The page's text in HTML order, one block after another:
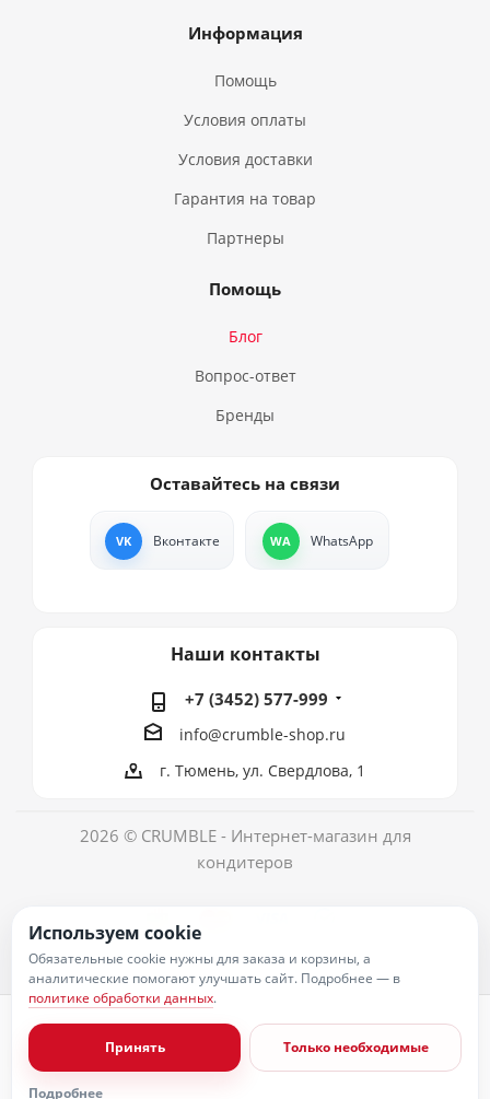
Информация
Помощь
Условия оплаты
Условия доставки
Гарантия на товар
Партнеры
Помощь
Блог
Вопрос-ответ
Бренды
Оставайтесь на связи
Вконтакте WhatsApp
Наши контакты
+7 (3452) 577-999
info@crumble-shop.ru
г. Тюмень, ул. Свердлова, 1
2026 © CRUMBLE - Интернет-магазин для
кондитеров
Согласие на обработку персональных данных
Публичная оферта
Пользовательское соглашение
Условия оплаты
Используем cookie
Обязательные cookie нужны для заказа и корзины, а
аналитические помогают улучшать сайт. Подробнее — в
политике обработки данных.
Принять Только необходимые
Подробнее